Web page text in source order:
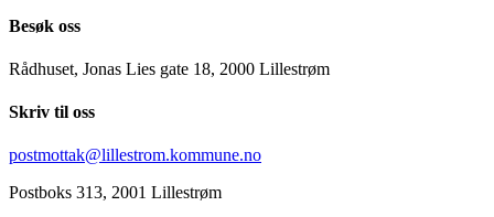
Besøk oss
Rådhuset, Jonas Lies gate 18, 2000 Lillestrøm
Skriv til oss
postmottak@lillestrom.kommune.no
Postboks 313, 2001 Lillestrøm